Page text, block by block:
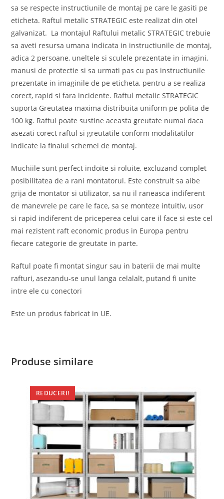
sa se respecte instructiunile de montaj pe care le gasiti pe
eticheta. Raftul metalic STRATEGIC este realizat din otel
galvanizat. La montajul Raftului metalic STRATEGIC trebuie
sa aveti resursa umana indicata in instructiunile de montaj,
adica 2 persoane, uneltele si sculele prezentate in imagini,
manusi de protectie si sa urmati pas cu pas instructiunile
prezentate in imaginile de pe eticheta, pentru a se realiza
corect, rapid si fara incidente. Raftul metalic STRATEGIC
suporta Greutatea maxima distribuita uniform pe polita de
100 kg. Raftul poate sustine aceasta greutate numai daca
asezati corect raftul si greutatile conform modalitatilor
indicate la finalul schemei de montaj.
Muchiile sunt perfect indoite si roluite, excluzand complet
posibilitatea de a rani montatorul. Este construit sa aibe
grija de montator si utilizator, sa nu il raneasca indiferent
de manevrele pe care le face, sa se monteze intuitiv, usor
si rapid indiferent de priceperea celui care il face si este cel
mai rezistent raft economic produs in Europa pentru
fiecare categorie de greutate in parte.
Raftul poate fi montat singur sau in baterii de mai multe
rafturi, asezandu-se unul langa celalalt, putand fi unite
intre ele cu conectori
Este un produs fabricat in UE.
Produse similare
REDUCERI!